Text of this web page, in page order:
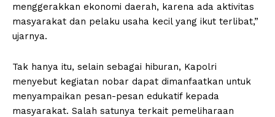
menggerakkan ekonomi daerah, karena ada aktivitas
masyarakat dan pelaku usaha kecil yang ikut terlibat,”
ujarnya.
Tak hanya itu, selain sebagai hiburan, Kapolri
menyebut kegiatan nobar dapat dimanfaatkan untuk
menyampaikan pesan-pesan edukatif kepada
masyarakat. Salah satunya terkait pemeliharaan